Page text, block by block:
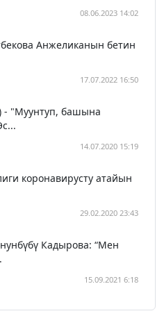
08.06.2023 14:02
Анжеликанын бетин
17.07.2022 16:50
- "Муунтуп, башына
14.07.2020 15:19
коронавирусту атайын
29.02.2020 23:43
Кадырова: “Мен
15.09.2021 6:18